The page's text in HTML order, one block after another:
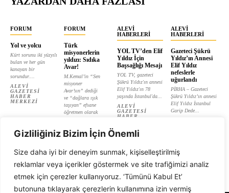
Gizliliğiniz Bizim İçin Önemli
Size daha iyi bir deneyim sunmak, kişiselleştirilmiş
reklamlar veya içerikler göstermek ve site trafiğimizi analiz
etmek için çerezler kullanıyoruz. ‘Tümünü Kabul Et’
butonuna tıklayarak çerezlerin kullanımına izin vermiş
FORUM
Yol ve yolcu
Kürt sorunu iki yüzyılı
bulan ve her gün
kanayan bir
sorundur....
ALEVI
GAZETESI
HABER
MERKEZI
FORUM
Türk
misyonerlerin
yıldızı: Sıdıka
Avar!
M.Kemal’in “Sen
misyoner
Avar’sın” dediği
ve “dağlara ışık
taşıyan” efsane
öğretmen olarak
ALEVI
GAZETESI
ALEVI
HABERLERI
YOL TV’den Elif
Yıldız İçin
Başsağlığı Mesajı
YOL TV, gazeteci
Şükrü Yıldız'ın annesi
Elif Yıldız'ın 78
yaşında İstanbul'da...
ALEVI
GAZETESI
HABER
ALEVI
HABERLERI
Gazeteci Şükrü
Yıldız’ın Annesi
Elif Yıldız
nefeslerle
uğurlandı
PİRHA – Gazeteci
Şükrü Yıldız’ın annesi
Elif Yıldız İstanbul
Garip Dede...